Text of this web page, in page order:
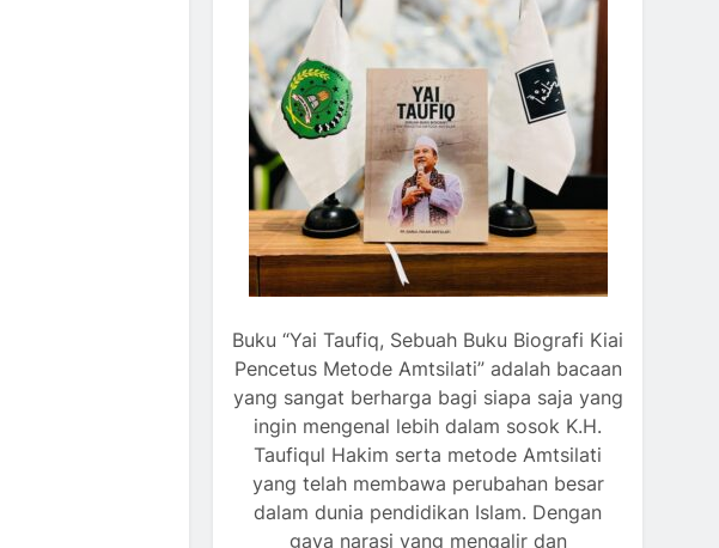
Buku “Yai Taufiq, Sebuah Buku Biografi Kiai
Pencetus Metode Amtsilati” adalah bacaan
yang sangat berharga bagi siapa saja yang
ingin mengenal lebih dalam sosok K.H.
Taufiqul Hakim serta metode Amtsilati
yang telah membawa perubahan besar
dalam dunia pendidikan Islam. Dengan
gaya narasi yang mengalir dan